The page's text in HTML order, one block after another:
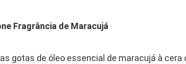
Fragrância de Maracujá
gotas de óleo essencial de maracujá à cera